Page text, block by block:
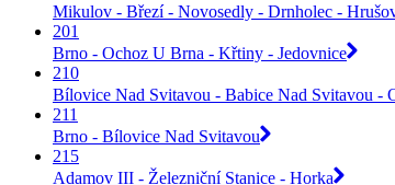
Mikulov - Březí - Novosedly - Drnholec -
201
Brno - Ochoz U Brna - Křtiny - Jedovnice
210
Bílovice Nad Svitavou - Babice Nad Svitavou -
211
Brno - Bílovice Nad Svitavou
215
Adamov III - Železniční Stanice - Horka